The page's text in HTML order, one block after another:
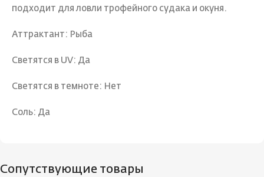
подходит для ловли трофейного судака и окуня.
Аттрактант: Рыба
Светятся в UV: Да
Светятся в темноте: Нет
Соль: Да
Сопутствующие товары